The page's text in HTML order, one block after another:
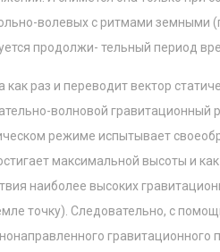
волевых с ритмами земными
продолжи- тельный период
раз и переводит вектор
волновой гравитационный
режиме испытывает
максимальной высоты и
наиболее высоких
точку). Следовательно, с
гравитационного